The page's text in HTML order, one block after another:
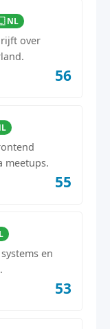
NL
over
56
meetups.
55
en
53